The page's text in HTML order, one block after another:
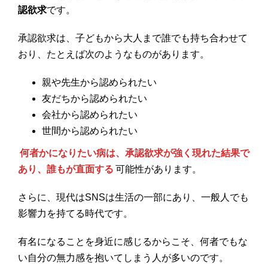
認欲求です。
承認欲求は、子どもから大人まで誰でも持ち合わせて
おり、たとえば次のようなものがあります。
親や先生から認められたい
友だちから認められたい
会社から認められたい
世間から認められたい
何者かになりたい病は、承認欲求が強く現れた結果で
あり、誰もが直面する 可能性があります。
さらに、現代はSNSは生活の一部にあり、一般人でも
影響力を持てる時代です。
有名になることを身近に感じるからこそ、何者でもな
い自分の無力感を抱いてしまう人が多いのです。